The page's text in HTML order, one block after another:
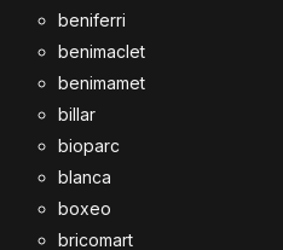
beniferri
benimaclet
benimamet
billar
bioparc
blanca
boxeo
bricomart